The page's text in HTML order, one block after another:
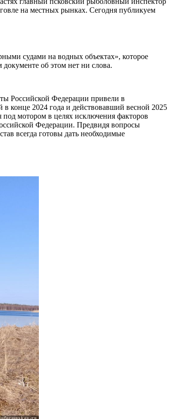
на местных рынках. Сегодня публикуем
судами на водных объектах», которое
об этом нет ни слова.
Российской Федерации привели в
в конце 2024 года и действовавший весной 2025
мотором в целях исключения факторов
Федерации. Предвидя вопросы
всегда готовы дать необходимые